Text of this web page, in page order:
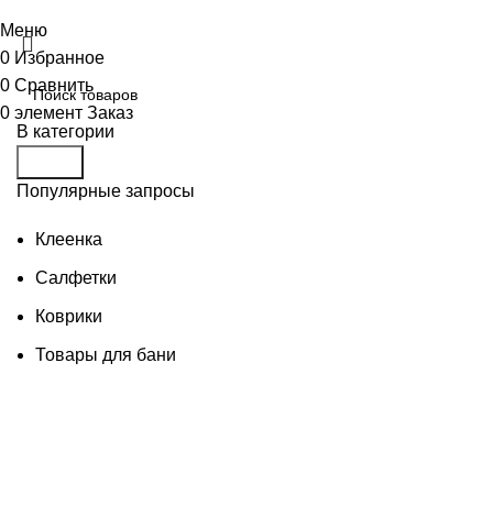
В категории
Популярные запросы
Клеенка
Салфетки
Коврики
Товары для бани
Меню
0 Избранное
0 Сравнить
0 элемент Заказ